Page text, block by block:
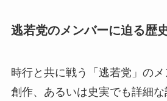
逃若党のメンバーに迫る歴
時行と共に戦う「逃若党」の
創作、あるいは史実でも詳細